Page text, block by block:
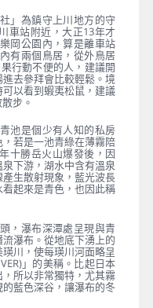
」為鎮守上川地方的守
車站附近，大正13年才
岡公園內，算是離車站
有兩個鳥居，從外鳥居
行動不便的人，建議開
去參拜會比較輕鬆。境
以看到蝦夷松鼠，建議
步。
青池是個少有人知的私房
若是一池青綠在薄霧陪
十勝岳火山爆發後，因
下游，湖水中含有溫泉
生散射現象，藍光波長
起來是青色，也因此稱
，瀑布深潭處呈現與青
瀑布。從地底下湧上的
川，使每瑛川河面略呈
」的美稱。比起日本
所以非常獨特，尤其霧
藍色深谷，讓瀑布的冬